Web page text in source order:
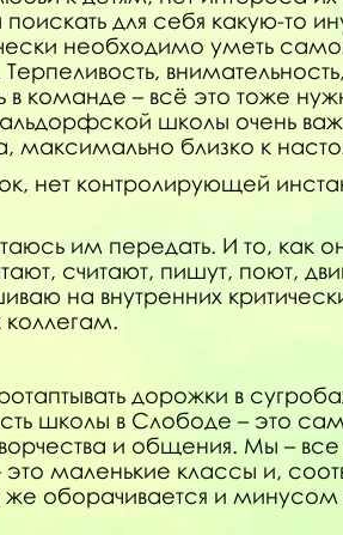
поискать для себя какую-то
необходимо уметь
внимательность,
в команде – всё это тоже
школы очень
максимально близко к
нет контролирующей
им передать. И то, как
считают, пишут, поют,
на внутренних
коллегам.
дорожки в
школы в Слободе – это
и общения. Мы –
маленькие классы и,
же оборачивается и минусом